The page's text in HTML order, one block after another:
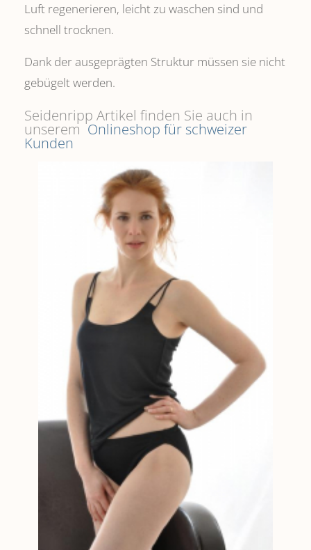
Luft regenerieren, leicht zu waschen sind und
schnell trocknen.
Dank der ausgeprägten Struktur müssen sie nicht
gebügelt werden.
Seidenripp Artikel finden Sie auch in
unserem Onlineshop für schweizer
Kunden